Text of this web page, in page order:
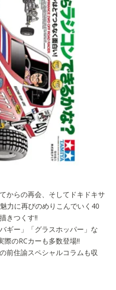
からの再会、そしてドキドキサ
力に再びのめりこんでいく40
きつくす!!
ギー」「グラスホッパー」な
際のRCカーも多数登場!!
前住諭スペシャルコラムも収